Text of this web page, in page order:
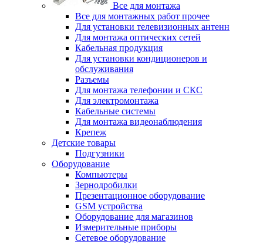
Все для монтажа
Все для монтажных работ прочее
Для установки телевизионных антенн
Для монтажа оптических сетей
Кабельная продукция
Для установки кондиционеров и
обслуживания
Разъемы
Для монтажа телефонии и СКС
Для электромонтажа
Кабельные системы
Для монтажа видеонаблюдения
Крепеж
Детские товары
Подгузники
Оборудование
Компьютеры
Зернодробилки
Презентационное оборудование
GSM устройства
Оборудование для магазинов
Измерительные приборы
Сетевое оборудование